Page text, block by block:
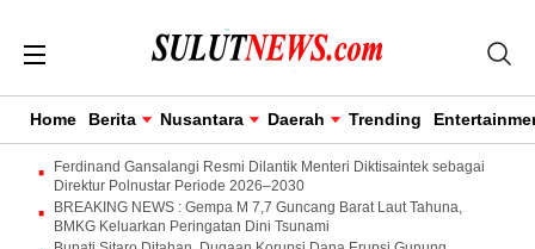
Home Berita Nusantara Daerah Trending
Ferdinand Gansalangi Resmi Dilantik Menteri Diktisaintek sebagai
Direktur Polnustar Periode 2026–2030
BREAKING NEWS : Gempa M 7,7 Guncang Barat Laut Tahuna,
BMKG Keluarkan Peringatan Dini Tsunami